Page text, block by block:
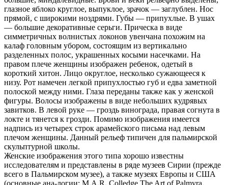
глазное яблоко круглое, выпуклое, зрачок — заглублен. Нос
прямой, с широкими ноздрями. Губы — припухлые. В ушах
— большие декоративные серьги. Прическа в виде
симметричных волнистых локонов увенчана похожим на
калаф головным убором, состоящим из вертикально
разделенных полос, украшенных косыми насечками. На
правом плече женщины изображен ребенок, одетый в
короткий хитон. Лицо округлое, несколько сужающееся к
низу. Рот намечен легкой припухлостью губ и едва заметной
полоской между ними. Глаза переданы также как у женской
фигуры. Волосы изображены в виде небольших кудрявых
завитков. В левой руке — гроздь винограда, правая согнута в
локте и тянется к грозди. Помимо изображения имеется
надпись из четырех строк арамейского письма над левым
плечом женщины. Данный рельеф типичен для пальмирской
скульптурной школы.
Женские изображения этого типа хорошо известны
исследователям и представлены в ряде музеев Сирии (прежде
всего в Пальмирском музее), а также музеях Европы и США
(основные ана-логии: M.A.R. Colledge The Art of Palmyra.